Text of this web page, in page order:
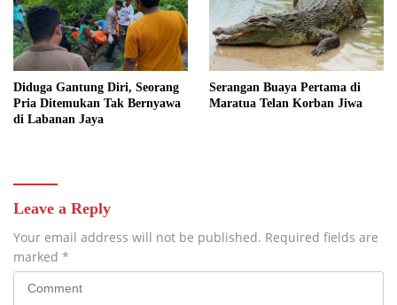
Diduga Gantung Diri, Seorang
Pria Ditemukan Tak Bernyawa
di Labanan Jaya
Serangan Buaya Pertama di
Maratua Telan Korban Jiwa
Leave a Reply
Your email address will not be published. Required fields are
marked *